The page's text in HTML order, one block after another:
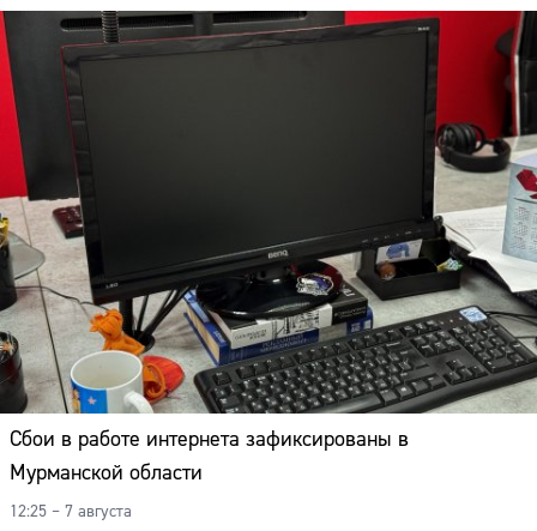
Сбои в работе интернета зафиксированы в
Мурманской области
12:25 – 7 августа